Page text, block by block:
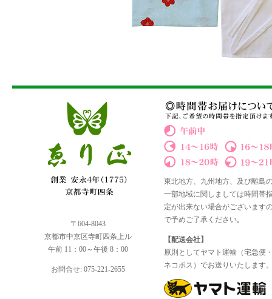
〒604-8043
京都市中京区寺町四条上ル
午前 11：00～午後 8：00
お問合せ: 075-221-2655
東北地方、九州地方、及び離島
一部地域に関しましては時間帯
定が出来ない場合がございます
で予めご了承ください｡
【配送会社】
原則としてヤマト運輸（宅急便
ネコポス）でお送りいたします